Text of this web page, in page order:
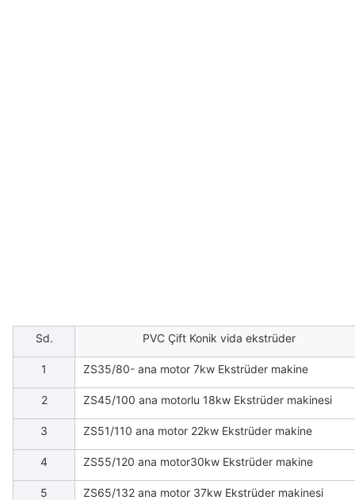
Sd. PVC Çift Konik vida ekstrüder
1 ZS35/80- ana motor 7kw Ekstrüder makine
2 ZS45/100 ana motorlu 18kw Ekstrüder makinesi
3 ZS51/110 ana motor 22kw Ekstrüder makine
4 ZS55/120 ana motor30kw Ekstrüder makine
5 ZS65/132 ana motor 37kw Ekstrüder makinesi